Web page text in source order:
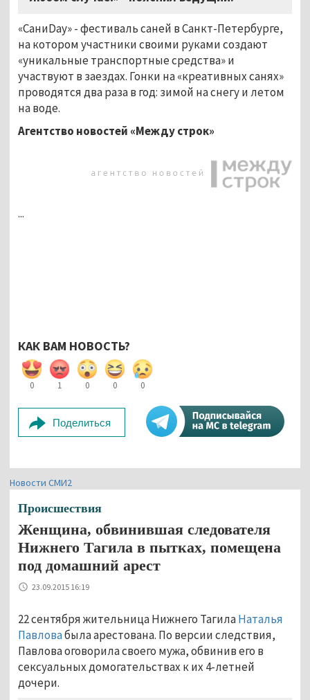
«СаниDay» - фестиваль саней в Санкт-Петербурге,
на котором участники своими руками создают
«уникальные транспортные средства» и
участвуют в заездах. Гонки на «креативных санях»
проводятся два раза в год: зимой на снегу и летом
на воде.
Агентство новостей «Между строк»
...
КАК ВАМ НОВОСТЬ?
0 1 0 0 0
Поделиться
Новости СМИ2
Происшествия
Женщина, обвинившая следователя
Нижнего Тагила в пытках, помещена
под домашний арест
23.09.2015 16:19
22 сентября жительница Нижнего ТагилаНаталья
Павловабыла арестована. По версии следствия,
Павлова оговорила своего мужа, обвинив его в
сексуальных домогательствах к их 4-летней
дочери.